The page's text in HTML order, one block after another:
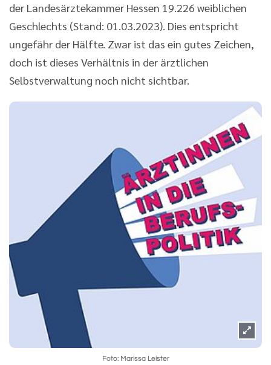
der Landesärztekammer Hessen 19.226 weiblichen
Geschlechts (Stand: 01.03.2023). Dies entspricht
ungefähr der Hälfte. Zwar ist das ein gutes Zeichen,
doch ist dieses Verhältnis in der ärztlichen
Selbstverwaltung noch nicht sichtbar.
Foto: Marissa Leister